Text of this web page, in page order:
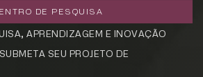
DE PESQUISA
APRENDIZAGEM E INOVAÇÃO
SEU PROJETO DE